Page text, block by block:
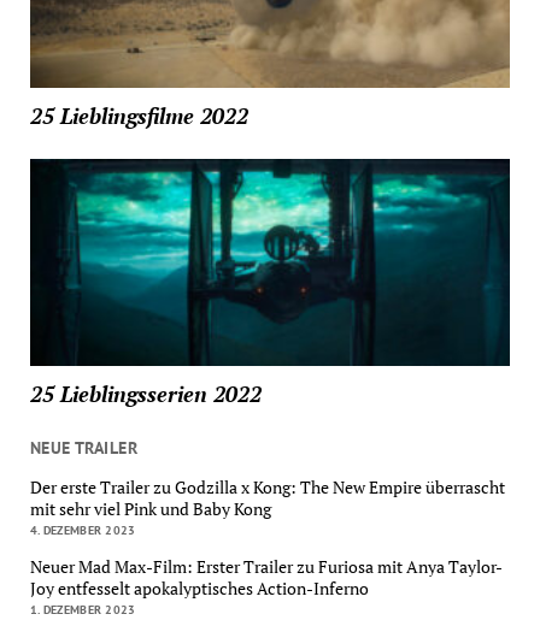
25 Lieblingsfilme 2022
25 Lieblingsserien 2022
NEUE TRAILER
Der erste Trailer zu Godzilla x Kong: The New Empire überrascht
mit sehr viel Pink und Baby Kong
4. DEZEMBER 2023
Neuer Mad Max-Film: Erster Trailer zu Furiosa mit Anya Taylor-
Joy entfesselt apokalyptisches Action-Inferno
1. DEZEMBER 2023